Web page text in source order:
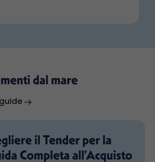
dal mare
il Tender per la
Completa all’Acquisto